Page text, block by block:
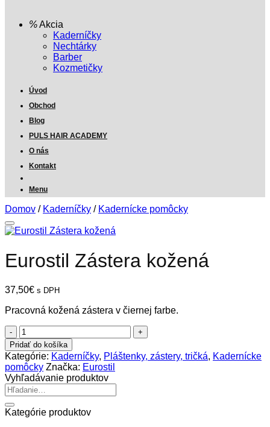
Akcia
Kaderníčky
Nechtárky
Barber
Kozmetičky
Úvod
Obchod
Blog
PULS HAIR ACADEMY
O nás
Kontakt
Menu
Domov / Kaderníčky / Kadernícke pomôcky
Eurostil Zástera kožená
37,50€ s DPH
Pracovná kožená zástera v čiernej farbe.
množstvo
Eurostil
Zástera
kožená
Pridať do košíka
Kategórie: Kaderníčky, Pláštenky, zástery, tričká, Kadernícke
pomôcky Značka: Eurostil
Vyhľadávanie produktov
Hľadať:
Kategórie produktov